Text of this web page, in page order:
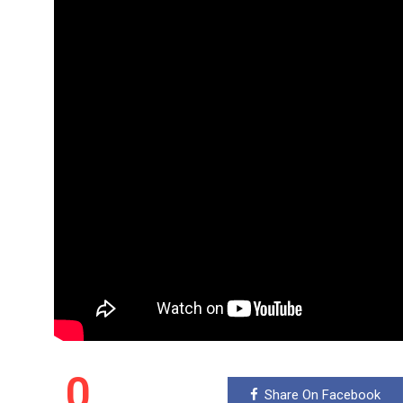
Share On Facebook